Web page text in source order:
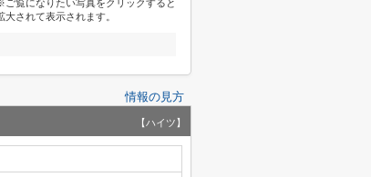
ご覧になりたい写真をクリックすると
大されて表示されます。
情報の見方
【ハイツ】